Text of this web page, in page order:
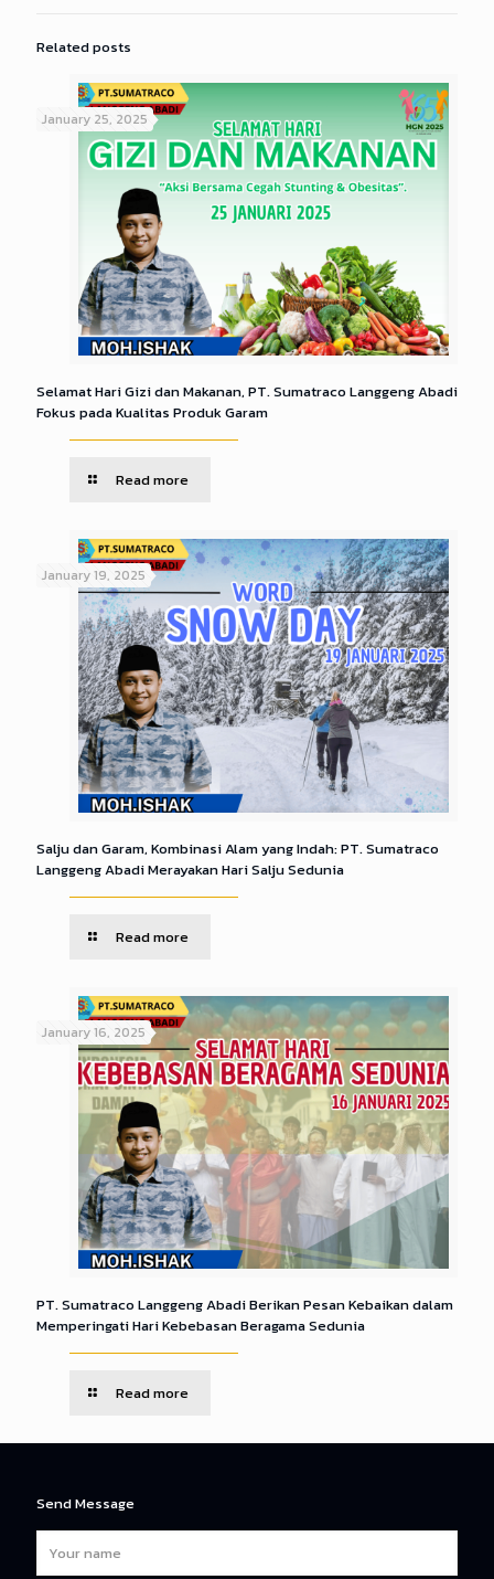
Related posts
January 25, 2025
Selamat Hari Gizi dan Makanan, PT. Sumatraco Langgeng Abadi
Fokus pada Kualitas Produk Garam
Read more
January 19, 2025
Salju dan Garam, Kombinasi Alam yang Indah: PT. Sumatraco
Langgeng Abadi Merayakan Hari Salju Sedunia
Read more
January 16, 2025
PT. Sumatraco Langgeng Abadi Berikan Pesan Kebaikan dalam
Memperingati Hari Kebebasan Beragama Sedunia
Read more
Send Message